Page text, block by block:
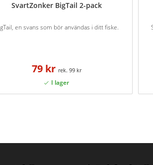
SvartZonker BigTail 2-pack
en svans som bör användas i ditt fiske.
79 kr 99 kr